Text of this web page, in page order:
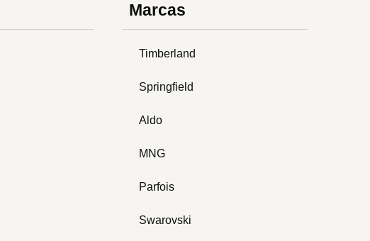
Marcas
Timberland
Springfield
Aldo
MNG
Parfois
Swarovski